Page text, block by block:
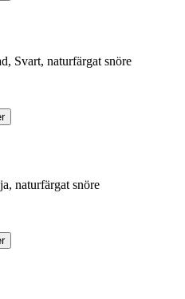
Svart, naturfärgat snöre
naturfärgat snöre